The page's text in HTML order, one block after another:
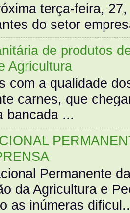
terça-feira,
do setor
de produtos
Agricultura
com a qualidade
carnes, que
bancada ...
Permanente
da Agricultura e
as inúmeras